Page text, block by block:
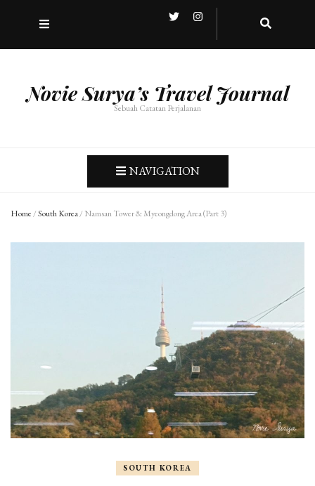
Novie Surya’s Travel Journal
Sebuah Catatan Perjalanan
NAVIGATION
Home /South Korea/Namsan Tower & Myeongdong Area (Part 3)
SOUTH KOREA